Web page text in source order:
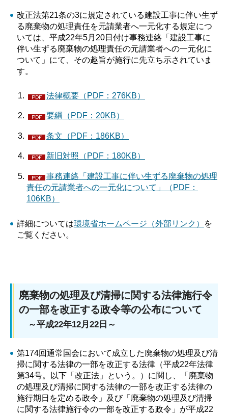
改正法第21条の3に規定されている建設工事に伴い生ず
る廃棄物の処理責任を元請業者へ一元化する規定につ
いては、平成22年5月20日付け事務連絡「建設工事に
伴い生ずる廃棄物の処理責任の元請業者への一元化に
ついて」にて、その趣旨が施行に先立ち示されていま
す。
法律概要（PDF：276KB）
要綱（PDF：20KB）
条文（PDF：186KB）
新旧対照（PDF：180KB）
事務連絡「建設工事に伴い生ずる廃棄物の処理
責任の元請業者への一元化について」（PDF：
106KB）
詳細については環境省ホームページ（外部リンク）
を
ご覧ください。
廃棄物の処理及び清掃に関する法律施行令
の一部を改正する政令等の公布について
～平成22年12月22日～
第174回通常国会において成立した廃棄物の処理及び清
掃に関する法律の一部を改正する法律（平成22年法律
第34号。以下「改正法」という。）に関し、「廃棄物
の処理及び清掃に関する法律の一部を改正する法律の
施行期日を定める政令」及び「廃棄物の処理及び清掃
に関する法律施行令の一部を改正する政令」が平成22